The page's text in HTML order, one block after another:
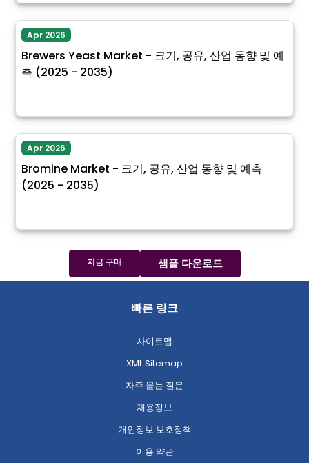
Apr 2026
Brewers Yeast Market - 크기, 공유, 산업 동향 및 예
측 (2025 - 2035)
Apr 2026
Bromine Market - 크기, 공유, 산업 동향 및 예측
(2025 - 2035)
지금 구매 샘플 다운로드
빠른 링크
사이트맵
XML Sitemap
자주 묻는 질문
채용정보
개인정보 보호정책
이용 약관